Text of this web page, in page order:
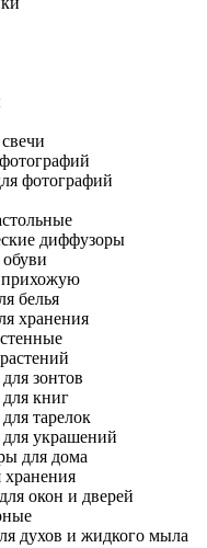
фотографий
диффузоры
белья
хранения
зонтов
книг
тарелок
украшений
для дома
окон и дверей
духов и жидкого мыла